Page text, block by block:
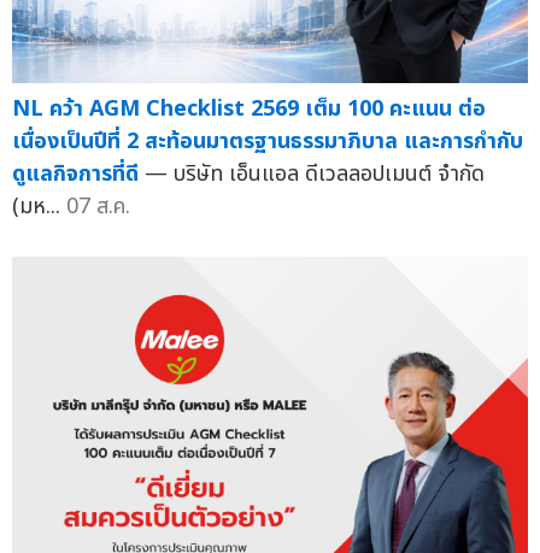
NL คว้า AGM Checklist 2569 เต็ม 100 คะแนน ต่อ
เนื่องเป็นปีที่ 2 สะท้อนมาตรฐานธรรมาภิบาล และการกำกับ
ดูแลกิจการที่ดี — บริษัท เอ็นแอล ดีเวลลอปเมนต์ จำกัด
(มห... 07 ส.ค.